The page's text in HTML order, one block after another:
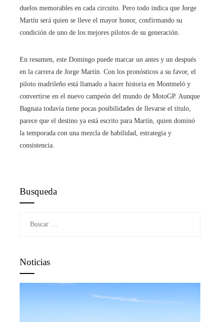
duelos memorables en cada circuito. Pero todo indica que Jorge
Martín será quien se lleve el mayor honor, confirmando su
condición de uno de los mejores pilotos de su generación.
En resumen, este Domingo puede marcar un antes y un después
en la carrera de Jorge Martín. Con los pronósticos a su favor, el
piloto madrileño está llamado a hacer historia en Montmeló y
convertirse en el nuevo campeón del mundo de MotoGP. Aunque
Bagnaia todavía tiene pocas posibilidades de llevarse el título,
parece que el destino ya está escrito para Martín, quien dominó
la temporada con una mezcla de habilidad, estrategia y
consistencia.
Busqueda
Noticias